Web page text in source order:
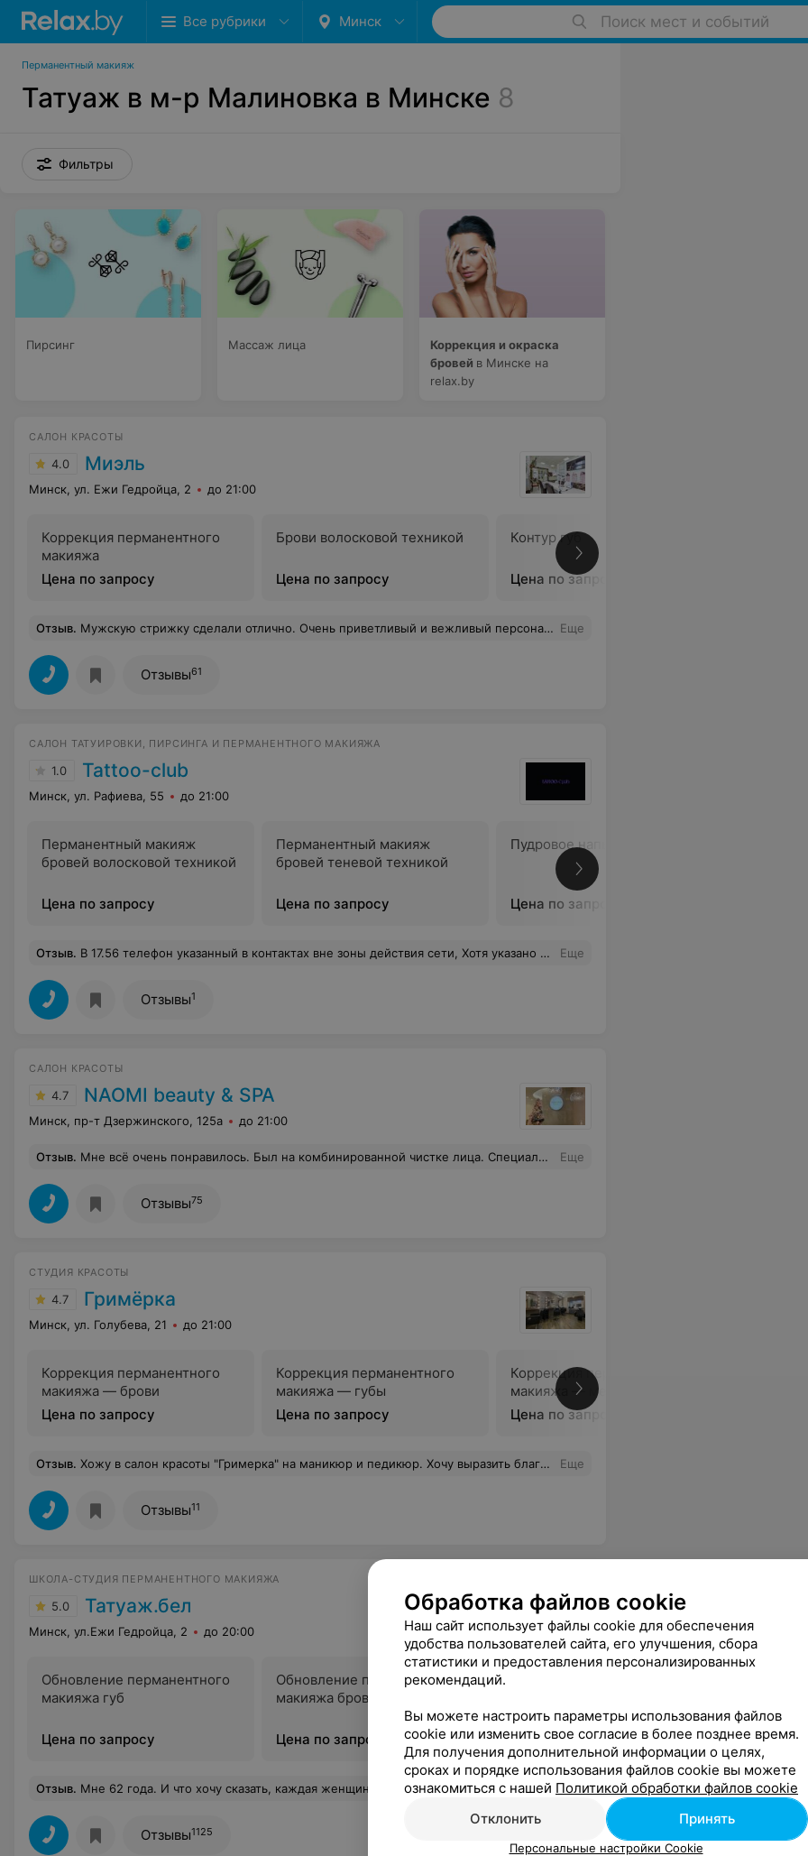
Все рубрики Минск Поиск мест и событий
Перманентный макияж
Татуаж в м-р Малиновка в Минске 8
Фильтры
Пирсинг Массаж лица
Коррекция и окраска
бровей в Минске на
relax.by
САЛОН КРАСОТЫ
4.0 Миэль
Минск, ул. Ежи Гедройца, 2 до 21:00
Коррекция перманентного
макияжа
Цена по запросу
Брови волосковой техникой
Цена по запросу
Контур губ
Цена по запросу
Отзыв. Мужскую стрижку сделали отлично. Очень приветливый и вежливый персонал. Мастер отлично работает. Результатом доволен. Еще
Отзывы61
САЛОН ТАТУИРОВКИ, ПИРСИНГА И ПЕРМАНЕНТНОГО МАКИЯЖА
1.0 Tattoo-club
Минск, ул. Рафиева, 55 до 21:00
Перманентный макияж
бровей волосковой техникой
Цена по запросу
Перманентный макияж
бровей теневой техникой
Цена по запросу
Пудровое напыление бровей
Цена по запросу
Отзыв. В 17.56 телефон указанный в контактах вне зоны действия сети, Хотя указано время работы до 21.00. Еще
Отзывы1
САЛОН КРАСОТЫ
4.7 NAOMI beauty & SPA
Минск, пр-т Дзержинского, 125а до 21:00
Отзыв. Мне всё очень понравилось. Был на комбинированной чистке лица. Специалист отличный, помимо качественно выполненной работы, приятно побеседовал. Также спасибо за напутствия по уходу за кожей. Из приятных мелочей хочу отметить, то что с порога мне предложили выпить кофе или чай. Еще
Отзывы75
СТУДИЯ КРАСОТЫ
4.7 Гримёрка
Минск, ул. Голубева, 21 до 21:00
Коррекция перманентного
макияжа — брови
Цена по запросу
Коррекция перманентного
макияжа — губы
Цена по запросу
Коррекция перманентного
макияжа — межресничка
Цена по запросу
Отзыв. Хожу в салон красоты "Гримерка" на маникюр и педикюр. Хочу выразить благодарность мастеру Наталье. Очень ответственная в своей работе, качественно и аккуратно делает педикюр. К каждому клиенту подходит индивидуально. Я всегда довольна и ухожу с красивыми ноготочками и ухоженными ножками! Советую! Еще
Отзывы11
ШКОЛА-СТУДИЯ ПЕРМАНЕНТНОГО МАКИЯЖА
5.0 Татуаж.бел
Минск, ул.Ежи Гедройца, 2 до 20:00
Обновление перманентного
макияжа губ
Цена по запросу
Обновление перманентного
макияжа бровей
Цена по запросу Цена по запросу Цена по
Отзыв. Мне 62 года. И что хочу сказать, каждая женщина прекрасна в любом возрасте. К сожалению с возрастом краски блекнут. Рекомендую всем женщинам, не зависимо от возраста, обращаться к Светлане. Она волшебница-золотые ручки! Она художник с большой буквы! Она даёт каждой женщине ту красоту, ту уверенность, что с возрастом немного потерялось. Я рада, что есть Светлана, что я посещаю ее салон! Огромное спасибо за ваш труд, который делает женщину красавицей! Удачи! Еще
Отзывы1125
Обработка файлов cookie
Наш сайт использует файлы cookie для обеспечения
удобства пользователей сайта, его улучшения, сбора
статистики и предоставления персонализированных
рекомендаций.
Вы можете настроить параметры использования файлов
cookie или изменить свое согласие в более позднее время.
Для получения дополнительной информации о целях,
сроках и порядке использования файлов cookie вы можете
ознакомиться с нашей Политикой обработки файлов cookie
Отклонить
Принять
Персональные настройки Cookie